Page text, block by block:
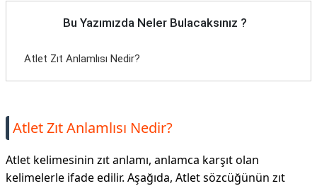
Bu Yazımızda Neler Bulacaksınız ?
Atlet Zıt Anlamlısı Nedir?
Atlet Zıt Anlamlısı Nedir?
Atlet kelimesinin zıt anlamı, anlamca karşıt olan
kelimelerle ifade edilir. Aşağıda, Atlet sözcüğünün zıt